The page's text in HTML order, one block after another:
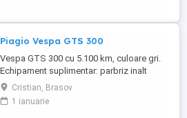
Piagio Vespa GTS 300
Vespa GTS 300 cu 5.100 km, culoare gri.
Echipament suplimentar: parbriz inalt
Faco (montat 2026), geanta portbagaj
Classic; prelungitor scarite pasager;
suspensie fata Bitubo si frane fata spate
Cristian, Brasov
1 ianuarie